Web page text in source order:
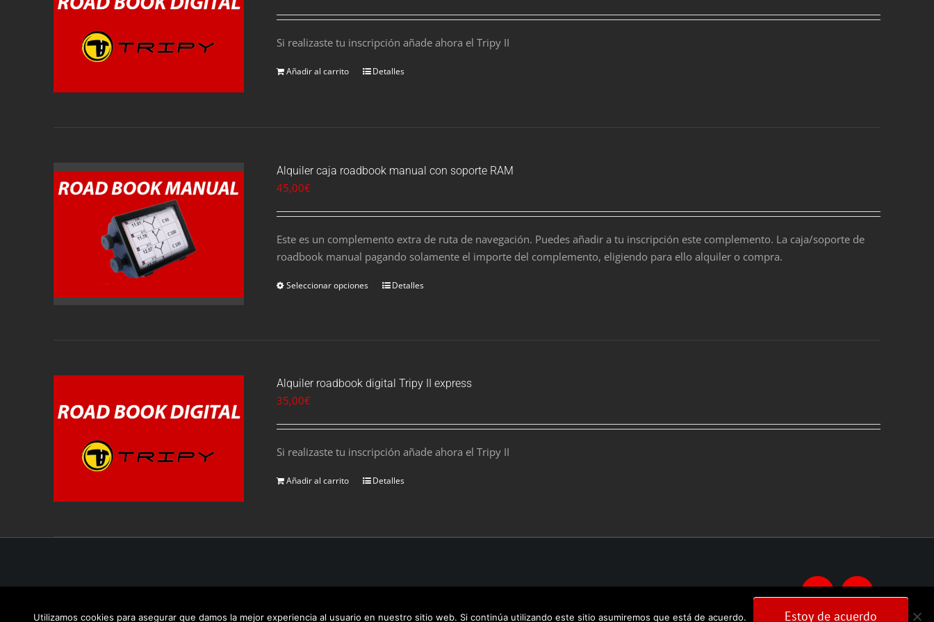
Si realizaste tu inscripción añade ahora el Tripy II
Añadir al carrito Detalles
Alquiler caja roadbook manual con soporte RAM
45,00€
Este es un complemento extra de ruta de navegación. Puedes añadir a tu inscripción este complemento. La caja/soporte de
roadbook manual pagando solamente el importe del complemento, eligiendo para ello alquiler o compra.
Seleccionar opciones Detalles
Alquiler roadbook digital Tripy II express
35,00€
Si realizaste tu inscripción añade ahora el Tripy II
Añadir al carrito Detalles
FacebookInstagram
Utilizamos cookies para asegurar que damos la mejor experiencia al usuario en nuestro sitio web. Si continúa utilizando este sitio asumiremos que está de acuerdo. Estoy de acuerdo